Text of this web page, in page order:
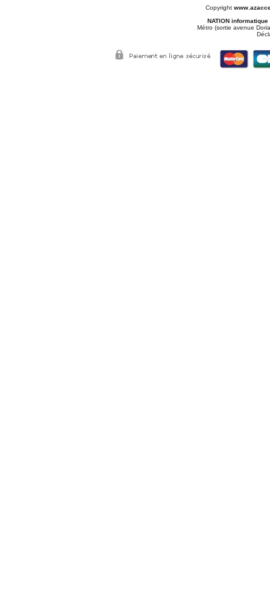
Copyright
NATION informatique
Métro (sortie avenue